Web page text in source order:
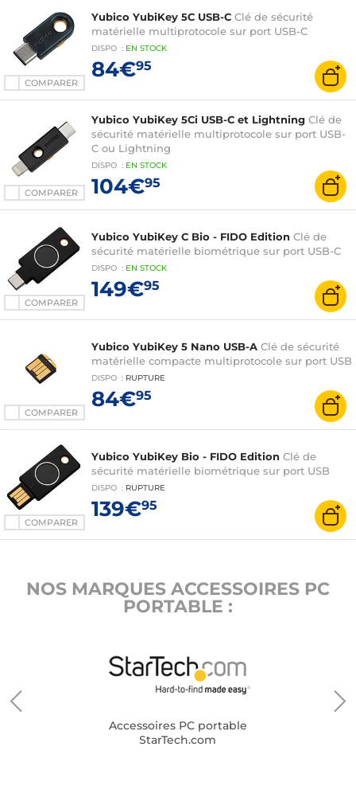
COMPARER
Yubico YubiKey 5C USB-C Clé de sécurité
matérielle multiprotocole sur port USB-C
DISPO : EN STOCK
84€95
COMPARER
Yubico YubiKey 5Ci USB-C et Lightning Clé de
sécurité matérielle multiprotocole sur port USB-
C ou Lightning
DISPO : EN STOCK
104€95
COMPARER
Yubico YubiKey C Bio - FIDO Edition Clé de
sécurité matérielle biométrique sur port USB-C
DISPO : EN STOCK
149€95
COMPARER
Yubico YubiKey 5 Nano USB-A Clé de sécurité
matérielle compacte multiprotocole sur port USB
DISPO : RUPTURE
84€95
COMPARER
Yubico YubiKey Bio - FIDO Edition Clé de
sécurité matérielle biométrique sur port USB
DISPO : RUPTURE
139€95
NOS MARQUES ACCESSOIRES PC
PORTABLE :
Accessoires PC portable
StarTech.com